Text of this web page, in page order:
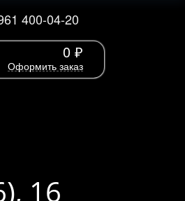
400-04-20
0 ₽
Оформить заказ
16